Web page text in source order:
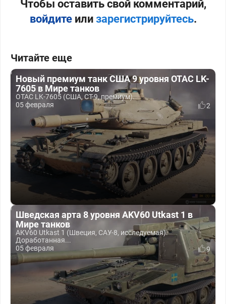
Чтобы оставить свой комментарий,
войдитеили зарегистрируйтесь.
Читайте еще
Новый премиум танк США 9 уровня OTAC LK-
7605 в Мире танков
OTAC LK-7605 (США, СТ-9, премиум).
05 февраля
2
Шведская арта 8 уровня AKV60 Utkast 1 в
Мире танков
AKV60 Utkast 1 (Швеция, САУ-8, исследуемая).
Доработанная...
05 февраля
9